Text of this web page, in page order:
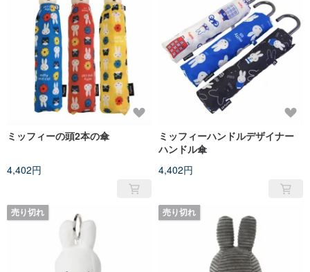
ミッフィーの頭2本の傘
4,402円
ミッフィーハンドルデザイナー
ハンドル傘
4,402円
売り切れ 売り切れ